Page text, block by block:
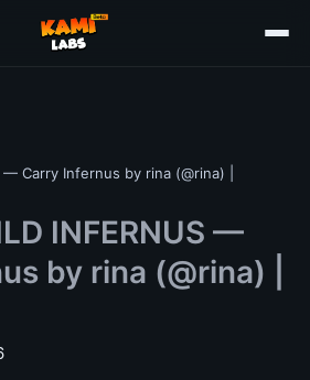
— Carry Infernus by rina (@rina) |
INFERNUS —
by rina (@rina) |